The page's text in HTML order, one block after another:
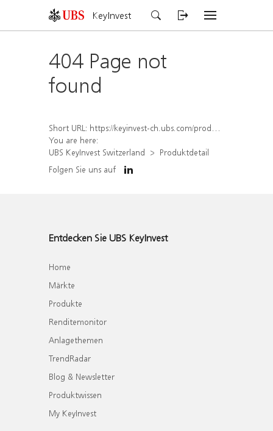
KeyInvest
404 Page not
found
Short URL: https://keyinvest-ch.ubs.com/produkt/detail/index/isin/CH1575340117
You are here:
UBS KeyInvest Switzerland
Produktdetail
Folgen Sie uns auf
Entdecken Sie UBS KeyInvest
Home
Märkte
Produkte
Renditemonitor
Anlagethemen
TrendRadar
Blog & Newsletter
Produktwissen
My KeyInvest